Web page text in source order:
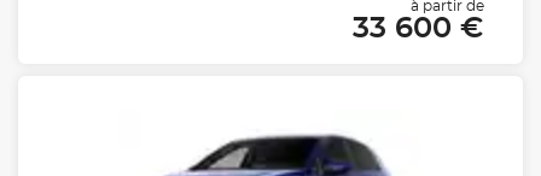
à partir de
33 600 €